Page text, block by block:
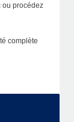
ou procédez
complète